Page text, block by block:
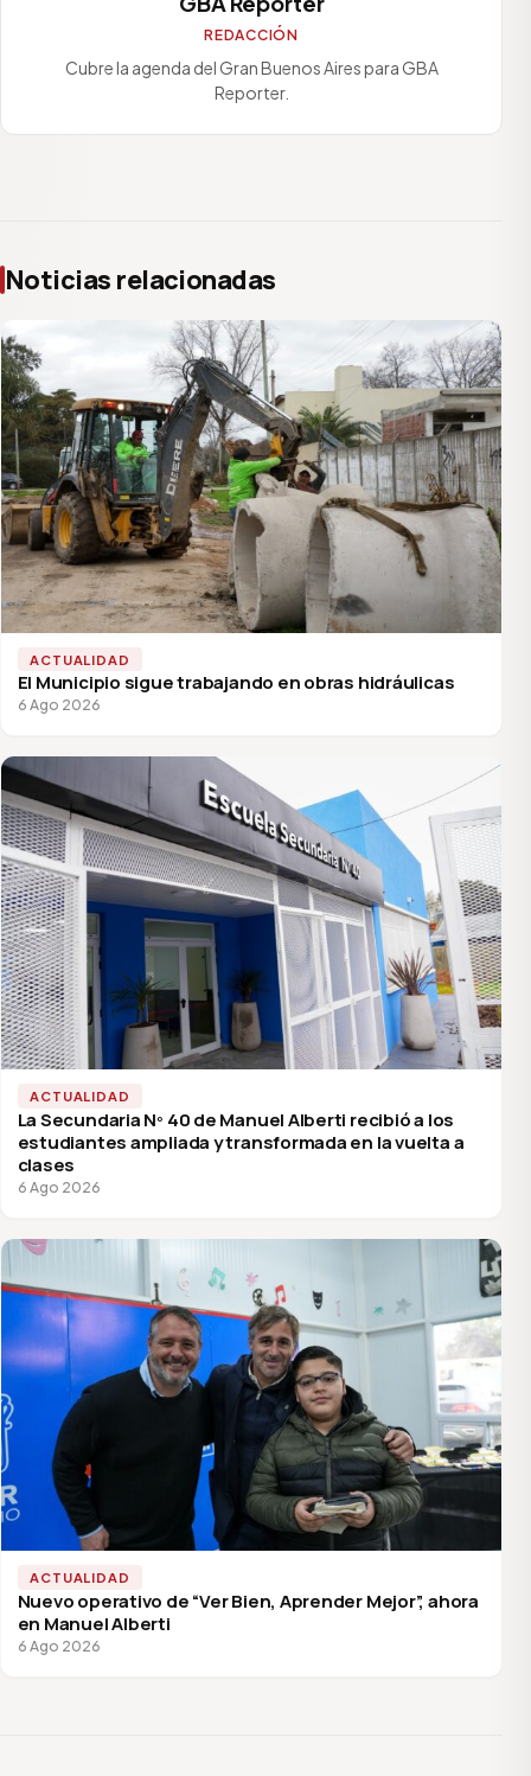
REDACCIÓN
Cubre la agenda del Gran Buenos Aires para GBA
Reporter.
Noticias relacionadas
ACTUALIDAD
El Municipio sigue trabajando en obras hidráulicas
6 Ago 2026
ACTUALIDAD
La Secundaria Nº 40 de Manuel Alberti recibió a los
estudiantes ampliada y transformada en la vuelta a
clases
6 Ago 2026
ACTUALIDAD
Nuevo operativo de “Ver Bien, Aprender Mejor”, ahora
en Manuel Alberti
6 Ago 2026